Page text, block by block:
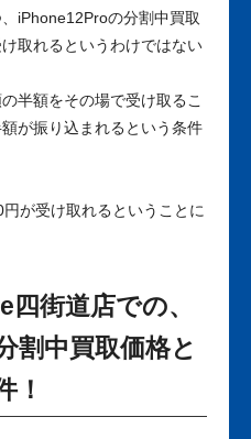
iPhone12Proの分割中買取
取れるというわけではない
半額をその場で受け取るこ
が振り込まれるという条件
が受け取れるということに
街道店での、
割中買取価格と
！